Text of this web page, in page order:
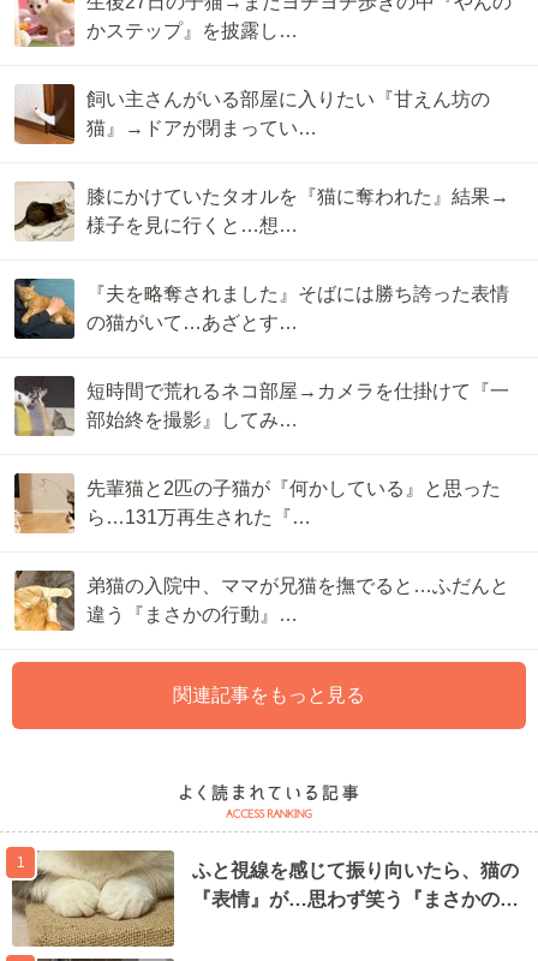
かステップ』を披露し…
飼い主さんがいる部屋に入りたい『甘えん坊の
猫』→ドアが閉まってい…
膝にかけていたタオルを『猫に奪われた』結果→
様子を見に行くと…想…
『夫を略奪されました』そばには勝ち誇った表情
の猫がいて…あざとす…
短時間で荒れるネコ部屋→カメラを仕掛けて『一
部始終を撮影』してみ…
先輩猫と2匹の子猫が『何かしている』と思った
ら…131万再生された『…
弟猫の入院中、ママが兄猫を撫でると…ふだんと
違う『まさかの行動』…
関連記事をもっと見る
1
ふと視線を感じて振り向いたら、猫の
『表情』が…思わず笑う『まさかの…